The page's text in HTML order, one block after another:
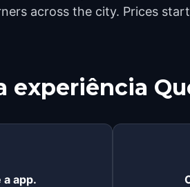
across the city. Prices
experiência
app.